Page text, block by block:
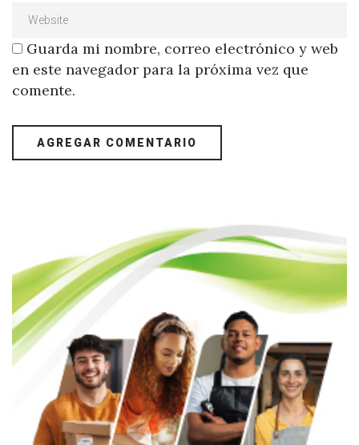
Guarda mi nombre, correo electrónico y web
en este navegador para la próxima vez que
comente.